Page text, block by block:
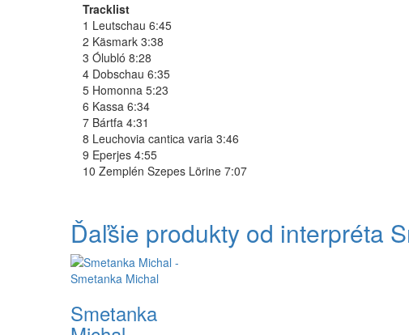
Tracklist
1 Leutschau 6:45
2 Käsmark 3:38
3 Ólubló 8:28
4 Dobschau 6:35
5 Homonna 5:23
6 Kassa 6:34
7 Bártfa 4:31
8 Leuchovia cantica varia 3:46
9 Eperjes 4:55
10 Zemplén Szepes Lörine 7:07
Ďaľšie produkty od interpréta
Smetanka